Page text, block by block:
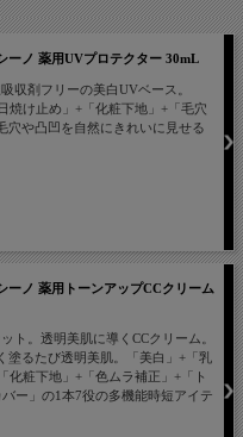
ーノ 薬用UVプロテクター 30mL
収剤フリーの美白UVベース。
焼け止め」+「化粧下地」+「毛穴
穴や凸凹を自然にきれいに見せる
ーノ 薬用トーンアップCCクリーム
ト。透明美肌に導くCCクリーム。
塗るたび透明美肌。「美白」+「乳
化粧下地」+「色ムラ補正」+「ト
ー」の1本7役の多機能時短アイテ